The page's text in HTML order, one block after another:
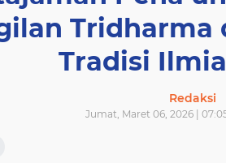
Tridharma
Tradisi
Redaksi
Jumat, Maret 06, 2026 |